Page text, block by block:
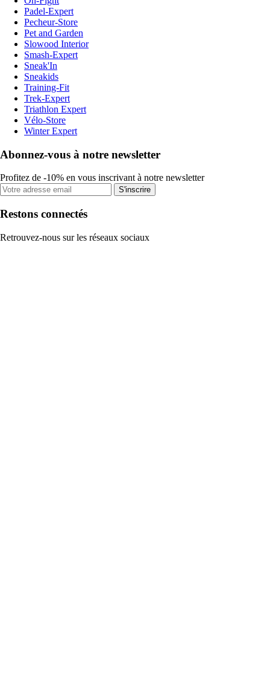
Padel-Expert
Pecheur-Store
Pet and Garden
Slowood Interior
Smash-Expert
Sneak'In
Sneakids
Training-Fit
Trek-Expert
Triathlon Expert
Vélo-Store
Winter Expert
Abonnez-vous à notre newsletter
Profitez de -10% en vous inscrivant à notre newsletter
S'inscrire
Restons connectés
Retrouvez-nous sur les réseaux sociaux